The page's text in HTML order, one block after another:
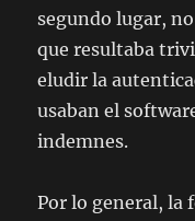
segundo lugar,
que resultaba
eludir la
usaban el
indemnes.
Por lo general, la